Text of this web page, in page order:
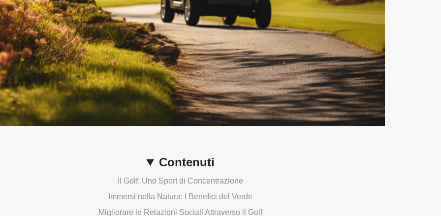
Contenuti
Il Golf: Uno Sport di Concentrazione
Immersi nella Natura: I Benefici del Verde
Migliorare le Relazioni Sociali Attraverso il Golf